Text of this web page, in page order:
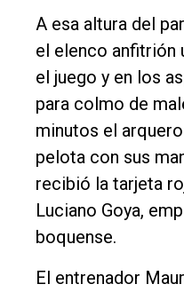
Empresa
Nosotros
Contacto
A esa altura del
el elenco anfitrión
el juego y en los
para colmo de
minutos el
pelota con sus
recibió la tarjeta
Luciano Goya,
boquense.
El entrenador